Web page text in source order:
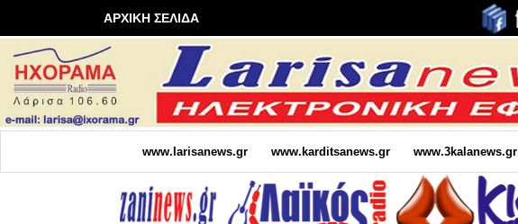
ΑΡΧΙΚΗ ΣΕΛΙΔΑ
www.larisanews.gr www.karditsanews.gr www.3kalanews.gr